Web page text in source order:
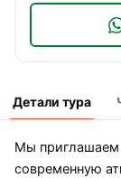
Детали тура
Мы приглашаем
современную